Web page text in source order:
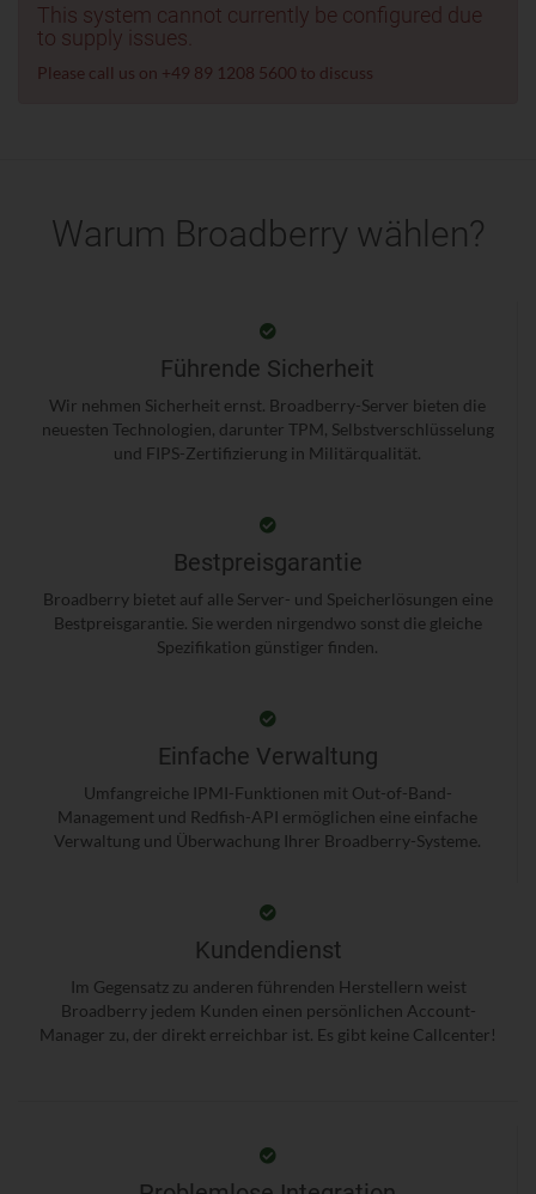
This system cannot currently be configured due
to supply issues.
Please call us on +49 89 1208 5600 to discuss
Warum Broadberry wählen?
Führende Sicherheit
Wir nehmen Sicherheit ernst. Broadberry-Server bieten die
neuesten Technologien, darunter TPM, Selbstverschlüsselung
und FIPS-Zertifizierung in Militärqualität.
Bestpreisgarantie
Broadberry bietet auf alle Server- und Speicherlösungen eine
Bestpreisgarantie. Sie werden nirgendwo sonst die gleiche
Spezifikation günstiger finden.
Einfache Verwaltung
Umfangreiche IPMI-Funktionen mit Out-of-Band-
Management und Redfish-API ermöglichen eine einfache
Verwaltung und Überwachung Ihrer Broadberry-Systeme.
Kundendienst
Im Gegensatz zu anderen führenden Herstellern weist
Broadberry jedem Kunden einen persönlichen Account-
Manager zu, der direkt erreichbar ist. Es gibt keine Callcenter!